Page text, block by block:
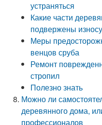
устраняться
Какие части
подвержены
Меры
венцов сруба
Ремонт
стропил
Полезно знать
Можно ли
деревянного дома,
профессионалов